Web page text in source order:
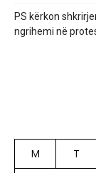
PS kërkon
ngrihemi në
M T